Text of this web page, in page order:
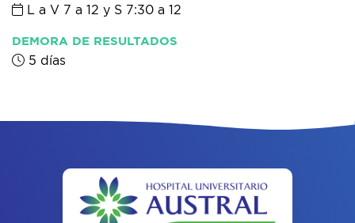
L a V 7 a 12 y S 7:30 a 12
DEMORA DE RESULTADOS
5 días